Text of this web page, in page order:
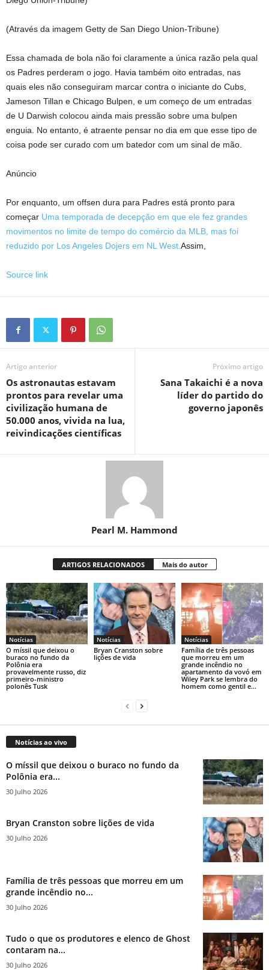
(Através da imagem Getty de San Diego Union-Tribune)
Essa chamada de bola não foi claramente a única razão pela qual
os Padres perderam o jogo. Havia também oito entradas, nas
quais eles não conseguiram marcar contra o iniciante do Cubs,
Jameson Tillan e Chicago Bulpen, e um começo de um entradas
de U Darwish colocou ainda mais pressão sobre uma bulpen
enguia. No entanto, é atraente pensar no dia em que esse tipo de
coisa pode ser curado com um batedor com um sinal de mão.
Anúncio
Por enquanto, um offsen dura para Padres está pronto para
começar Uma temporada de decepção em que ele fez grandes
movimentos no limite de tempo do comércio da MLB, mas foi
reduzido por Los Angeles Dojers em NL West. Assim,
Source link
Artigo anterior
Os astronautas estavam
prontos para revelar uma
civilização humana de
50.000 anos, vivida na lua,
reivindicações científicas
Próximo artigo
Sana Takaichi é a nova
líder do partido do
governo japonês
Pearl M. Hammond
ARTIGOS RELACIONADOS Mais do autor
Notícias
O míssil que deixou o
buraco no fundo da
Polônia era
provavelmente russo, diz
primeiro-ministro
polonês Tusk
Notícias
Bryan Cranston sobre
lições de vida
Notícias
Família de três pessoas
que morreu em um
grande incêndio no
apartamento da vovó em
Wiley Park se lembra do
homem como gentil e...
Notícias ao vivo
O míssil que deixou o buraco no fundo da
Polônia era...
30 Julho 2026
Bryan Cranston sobre lições de vida
30 Julho 2026
Família de três pessoas que morreu em um
grande incêndio no...
30 Julho 2026
Tudo o que os produtores e elenco de Ghost
contaram na...
30 Julho 2026